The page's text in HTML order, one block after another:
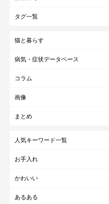
タグ一覧
猫と暮らす
病気・症状データベース
コラム
画像
まとめ
人気キーワード一覧
お手入れ
かわいい
あるある